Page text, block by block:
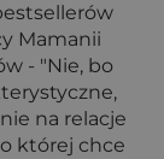
Mamanii
- "Nie, bo
na relacje
której chce